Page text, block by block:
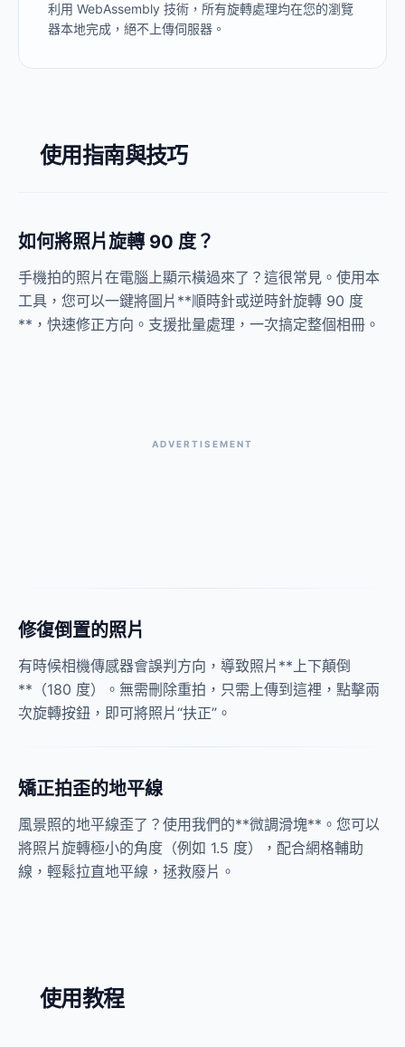
利用 WebAssembly 技術，所有旋轉處理均在您的瀏覽
器本地完成，絕不上傳伺服器。
使用指南與技巧
如何將照片旋轉 90 度？
手機拍的照片在電腦上顯示橫過來了？這很常見。使用本
工具，您可以一鍵將圖片**順時針或逆時針旋轉 90 度
**，快速修正方向。支援批量處理，一次搞定整個相冊。
ADVERTISEMENT
修復倒置的照片
有時候相機傳感器會誤判方向，導致照片**上下顛倒
**（180 度）。無需刪除重拍，只需上傳到這裡，點擊兩
次旋轉按鈕，即可將照片“扶正”。
矯正拍歪的地平線
風景照的地平線歪了？使用我們的**微調滑塊**。您可以
將照片旋轉極小的角度（例如 1.5 度），配合網格輔助
線，輕鬆拉直地平線，拯救廢片。
使用教程